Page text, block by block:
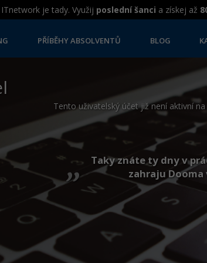
je tady. Využij poslední šanci a získej až
PŘÍBĚHY ABSOLVENTŮ BLOG
Tento uživatelský účet již není aktivní
„
Taky znáte ty dny v
zahraju